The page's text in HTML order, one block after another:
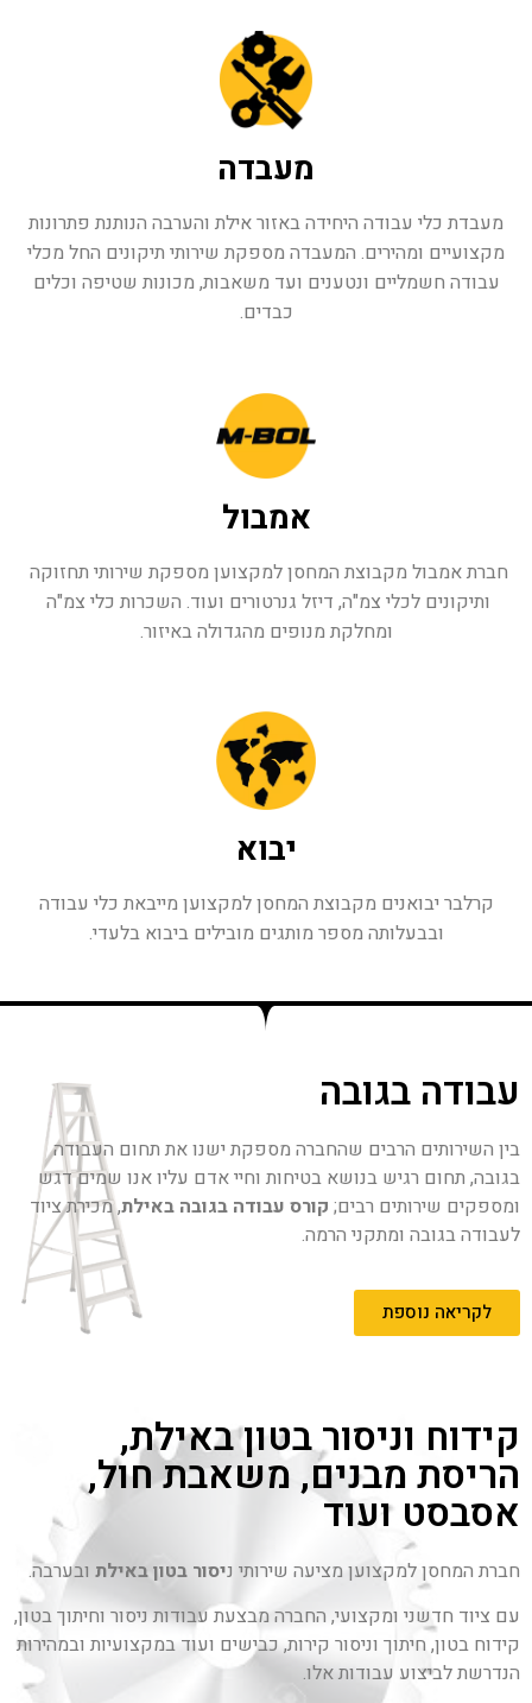
מעבדה
מעבדת כלי עבודה היחידה באזור אילת והערבה הנותנת פתרונות
מקצועיים ומהירים. המעבדה מספקת שירותי תיקונים החל מכלי
עבודה חשמליים ונטענים ועד משאבות, מכונות שטיפה וכלים
כבדים.
אמבול
ומחלקת מנופים מהגדולה באיזור.
יבוא
קרלבר יבואנים מקבוצת המחסן למקצוען מייבאת כלי עבודה
ובבעלותה מספר מותגים מובילים ביבוא בלעדי.
עבודה בגובה
בין השירותים הרבים שהחברה מספקת ישנו את תחום העבודה
בגובה, תחום רגיש בנושא בטיחות וחיי אדם עליו אנו שמים דגש
ומספקים שירותים רבים; קורס עבודה בגובה באילת, מכירת ציוד
לעבודה בגובה ומתקני הרמה.
לקריאה נוספת
קידוח וניסור בטון באילת,
הריסת מבנים, משאבת חול,
אסבסט ועוד
חברת המחסן למקצוען מציעה שירותי ניסור בטון באילת ובערבה.
עם ציוד חדשני ומקצועי, החברה מבצעת עבודות ניסור וחיתוך בטון,
קידוח בטון, חיתוך וניסור קירות, כבישים ועוד במקצועיות ובמהירות
הנדרשת לביצוע עבודות אלו.